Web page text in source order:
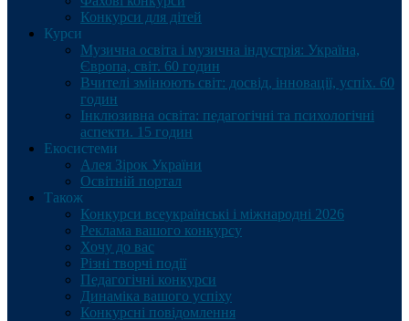
Конкурси для дітей
Курси
Музична освіта і музична індустрія: Україна,
Європа, світ. 60 годин
Вчителі змінюють світ: досвід, інновації, успіх. 60
годин
Інклюзивна освіта: педагогічні та психологічні
аспекти. 15 годин
Екосистеми
Алея Зірок України
Освітній портал
Також
Конкурси всеукраїнські і міжнародні 2026
Реклама вашого конкурсу
Хочу до вас
Різні творчі події
Педагогічні конкурси
Динаміка вашого успіху
Конкурсні повідомлення